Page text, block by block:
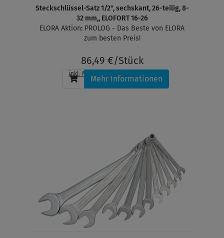
Steckschlüssel-Satz 1/2", sechskant, 26-teilig, 8-
32 mm,, ELOFORT 16-26
ELORA Aktion: PROLOG - Das Beste von ELORA
zum besten Preis!
86,49 €/Stück
inkl. MwSt. , zzgl. Versandkosten
Mehr Informationen